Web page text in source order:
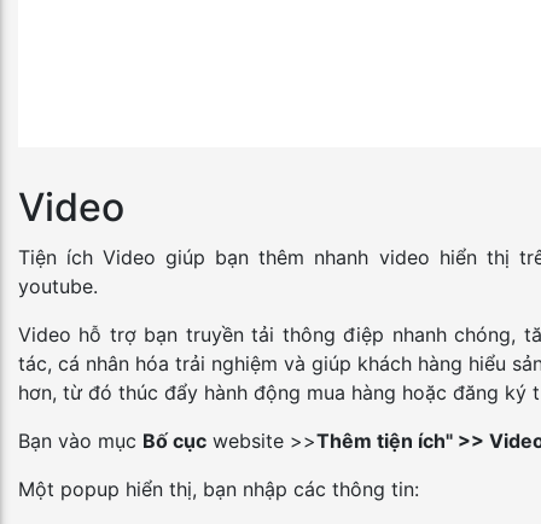
Video
Tiện ích Video giúp bạn thêm nhanh video hiển thị
youtube.
Video hỗ trợ bạn truyền tải thông điệp nhanh chóng,
tác, cá nhân hóa trải nghiệm và giúp khách hàng hiểu
hơn, từ đó thúc đẩy hành động mua hàng hoặc đăng ký
Bạn vào mục Bố cục website >>Thêm tiện ích" >>
Một popup hiển thị, bạn nhập các thông tin: